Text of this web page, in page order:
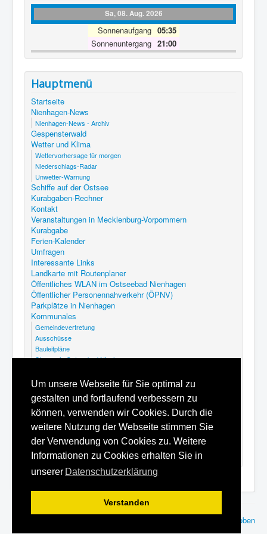
Um unsere Webseite für Sie optimal zu
gestalten und fortlaufend verbessern zu
können, verwenden wir Cookies. Durch die
weitere Nutzung der Webseite stimmen Sie
der Verwendung von Cookies zu. Weitere
Informationen zu Cookies erhalten Sie in
unserer Datenschutzerklärung
Verstanden
Sa, 08. Aug. 2026
Sonnenaufgang 05:35
Sonnenuntergang 21:00
Hauptmenü
Startseite
Nienhagen-News
Nienhagen-News - Archiv
Gespensterwald
Wetter und Klima
Wettervorhersage für morgen
Niederschlags-Radar
Unwetter-Warnung
Schiffe auf der Ostsee
Kurabgaben-Rechner
Kontakt
Veranstaltungen in Mecklenburg-Vorpommern
Kurabgabe
Ferien-Kalender
Umfragen
Interessante Links
Landkarte mit Routenplaner
Öffentliches WLAN im Ostseebad Nienhagen
Öffentlicher Personennahverkehr (ÖPNV)
Parkplätze in Nienhagen
Kommunales
Gemeindevertretung
Ausschüsse
Bauleitpläne
Steuern in Ostseebad Nienhagen
GEK Nienhagen
Satzungen
Hilfe
Datenschutzerklärung
Impressum
Nach oben